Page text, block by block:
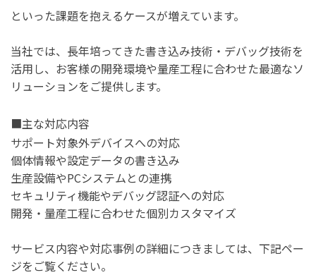
といった課題を抱えるケースが増えています。
当社では、長年培ってきた書き込み技術・デバッグ技術を
活用し、お客様の開発環境や量産工程に合わせた最適なソ
リューションをご提供します。
■主な対応内容
サポート対象外デバイスへの対応
個体情報や設定データの書き込み
生産設備やPCシステムとの連携
セキュリティ機能やデバッグ認証への対応
開発・量産工程に合わせた個別カスタマイズ
サービス内容や対応事例の詳細につきましては、下記ペー
ジをご覧ください。